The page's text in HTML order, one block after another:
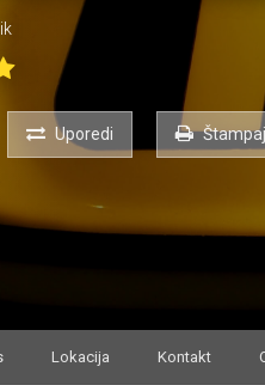
Uporedi Štampaj
Lokacija Kontakt